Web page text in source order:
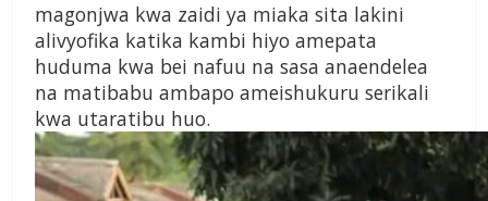
magonjwa kwa zaidi ya miaka sita lakini
alivyofika katika kambi hiyo amepata
huduma kwa bei nafuu na sasa anaendelea
na matibabu ambapo ameishukuru serikali
kwa utaratibu huo.